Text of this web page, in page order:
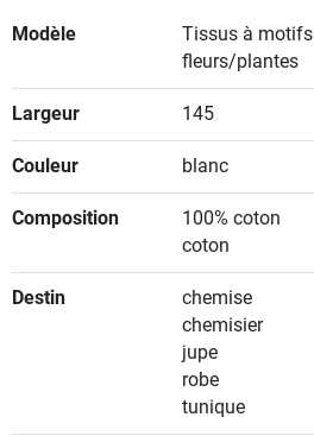
Modèle
Tissus à motifs
fleurs/plantes
Largeur 145
Couleur blanc
Composition
100% coton
coton
Destin
chemise
chemisier
jupe
robe
tunique